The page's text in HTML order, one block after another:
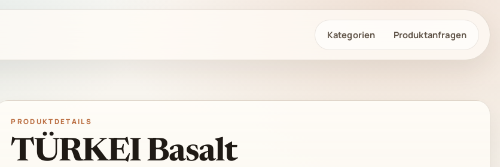
Kategorien Produktanfragen
PRODUKTDETAILS
TÜRKEI Basalt